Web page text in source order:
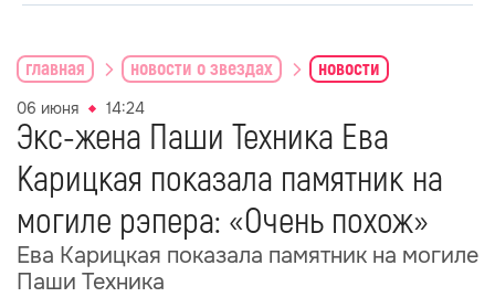
главная новости о звездах новости
06 июня 14:24
Экс-жена Паши Техника Ева
Карицкая показала памятник на
могиле рэпера: «Очень похож»
Ева Карицкая показала памятник на могиле
Паши Техника